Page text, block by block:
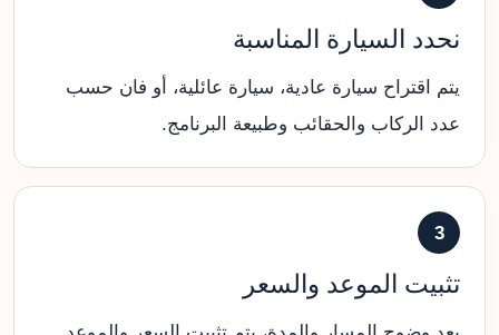
نحدد السيارة المناسبة
يتم اقتراح سيارة عادية، سيارة عائلية، أو فان حسب
عدد الركاب والحقائب وطبيعة البرنامج.
3
تثبيت الموعد والسعر